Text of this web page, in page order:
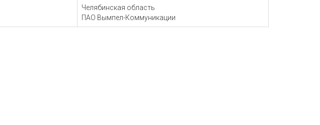
Челябинская область
ПАО Вымпел-Коммуникации